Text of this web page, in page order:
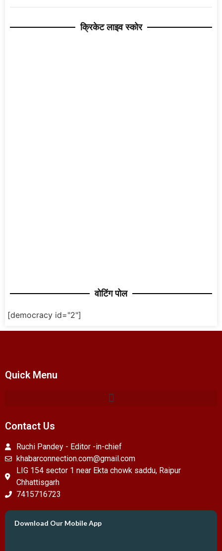
क्रिकेट लाइव स्कोर
वोटिंग पोल
[democracy id="2"]
Quick Menu
Contact Us
Ruchi Pandey - Editor -in-chief
khabarconnection.com@gmail.com
LIG 154 sector 1 near Ekta chowk saddu, Raipur
Chhattisgarh
7415716723
Download Our Mobile App